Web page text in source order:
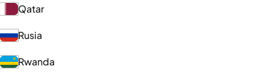
Qatar
Rusia
Rwanda